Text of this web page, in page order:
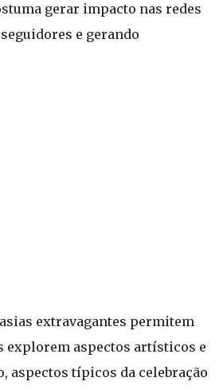
gerar impacto nas redes
e gerando
extravagantes permitem
explorem aspectos artísticos e
aspectos típicos da celebração